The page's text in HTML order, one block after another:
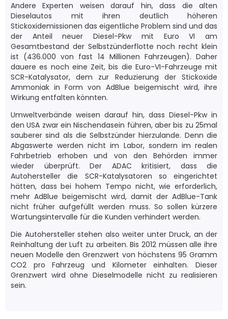
Andere Experten weisen darauf hin, dass die alten
Dieselautos mit ihren deutlich höheren
Stickoxidemissionen das eigentliche Problem sind und das
der Anteil neuer Diesel-Pkw mit Euro VI am
Gesamtbestand der Selbstzünderflotte noch recht klein
ist (436.000 von fast 14 Millionen Fahrzeugen). Daher
dauere es noch eine Zeit, bis die Euro-VI-Fahrzeuge mit
SCR-Katalysator, dem zur Reduzierung der Stickoxide
Ammoniak in Form von AdBlue beigemischt wird, ihre
Wirkung entfalten könnten.
Umweltverbände weisen darauf hin, dass Diesel-Pkw in
den USA zwar ein Nischendasein führen, aber bis zu 25mal
sauberer sind als die Selbstzünder hierzulande. Denn die
Abgaswerte werden nicht im Labor, sondern im realen
Fahrbetrieb erhoben und von den Behörden immer
wieder überprüft. Der ADAC kritisiert, dass die
Autohersteller die SCR-Katalysatoren so eingerichtet
hätten, dass bei hohem Tempo nicht, wie erforderlich,
mehr AdBlue beigemischt wird, damit der AdBlue-Tank
nicht früher aufgefüllt werden muss. So sollen kürzere
Wartungsintervalle für die Kunden verhindert werden.
Die Autohersteller stehen also weiter unter Druck, an der
Reinhaltung der Luft zu arbeiten. Bis 2012 müssen alle ihre
neuen Modelle den Grenzwert von höchstens 95 Gramm
CO2 pro Fahrzeug und Kilometer einhalten. Dieser
Grenzwert wird ohne Dieselmodelle nicht zu realisieren
sein.